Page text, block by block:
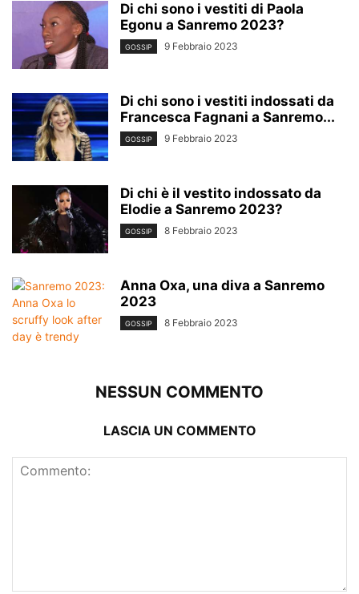
Di chi sono i vestiti di Paola
Egonu a Sanremo 2023?
GOSSIP 9 Febbraio 2023
Di chi sono i vestiti indossati da
Francesca Fagnani a Sanremo...
GOSSIP 9 Febbraio 2023
Di chi è il vestito indossato da
Elodie a Sanremo 2023?
GOSSIP 8 Febbraio 2023
Anna Oxa, una diva a Sanremo
2023
GOSSIP 8 Febbraio 2023
NESSUN COMMENTO
LASCIA UN COMMENTO